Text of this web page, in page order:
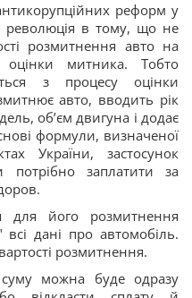
реформ у
революція в тому, що не
розмитнення авто на
оцінки митника. Тобто
з процесу оцінки
авто, вводить рік
об’єм двигуна і додає
формули, визначеної
України, застосунок
потрібно заплатити за
для його розмитнення
дані про автомобіль.
розмитнення.
можна буде одразу